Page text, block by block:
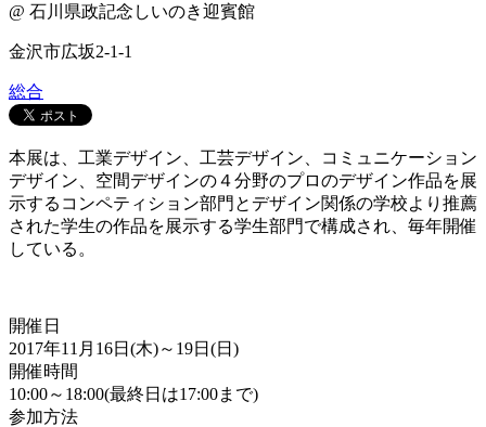
@ 石川県政記念しいのき迎賓館
金沢市広坂2-1-1
総合
本展は、工業デザイン、工芸デザイン、コミュニケーション
デザイン、空間デザインの４分野のプロのデザイン作品を展
示するコンペティション部門とデザイン関係の学校より推薦
された学生の作品を展示する学生部門で構成され、毎年開催
している。
開催日
2017年11月16日(木)～19日(日)
開催時間
10:00～18:00(最終日は17:00まで)
参加方法